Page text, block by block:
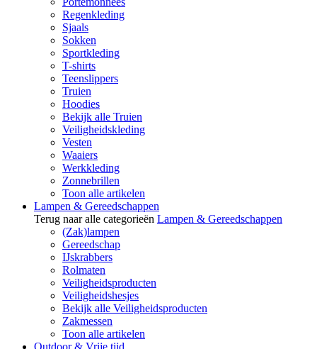
Regenkleding
Sjaals
Sokken
Sportkleding
T-shirts
Teenslippers
Truien
Hoodies
Bekijk alle Truien
Veiligheidskleding
Vesten
Waaiers
Werkkleding
Zonnebrillen
Toon alle artikelen
Lampen & Gereedschappen
Terug naar alle categorieën Lampen & Gereedschappen
(Zak)lampen
Gereedschap
IJskrabbers
Rolmaten
Veiligheidsproducten
Veiligheidshesjes
Bekijk alle Veiligheidsproducten
Zakmessen
Toon alle artikelen
Outdoor & Vrije tijd